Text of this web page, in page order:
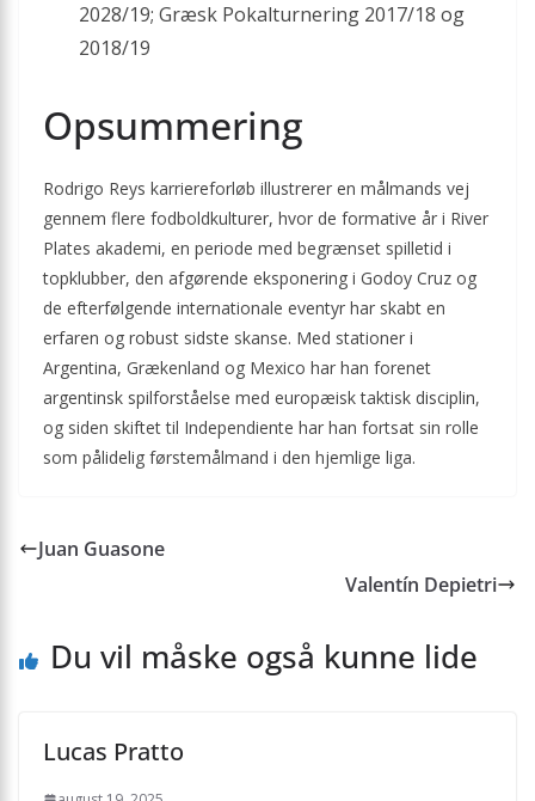
2028/19; Græsk Pokalturnering 2017/18 og
2018/19
Opsummering
Rodrigo Reys karriereforløb illustrerer en målmands vej
gennem flere fodboldkulturer, hvor de formative år i River
Plates akademi, en periode med begrænset spilletid i
topklubber, den afgørende eksponering i Godoy Cruz og
de efterfølgende internationale eventyr har skabt en
erfaren og robust sidste skanse. Med stationer i
Argentina, Grækenland og Mexico har han forenet
argentinsk spilforståelse med europæisk taktisk disciplin,
og siden skiftet til Independiente har han fortsat sin rolle
som pålidelig førstemålmand i den hjemlige liga.
Juan Guasone
Valentín Depietri
Du vil måske også kunne lide
Lucas Pratto